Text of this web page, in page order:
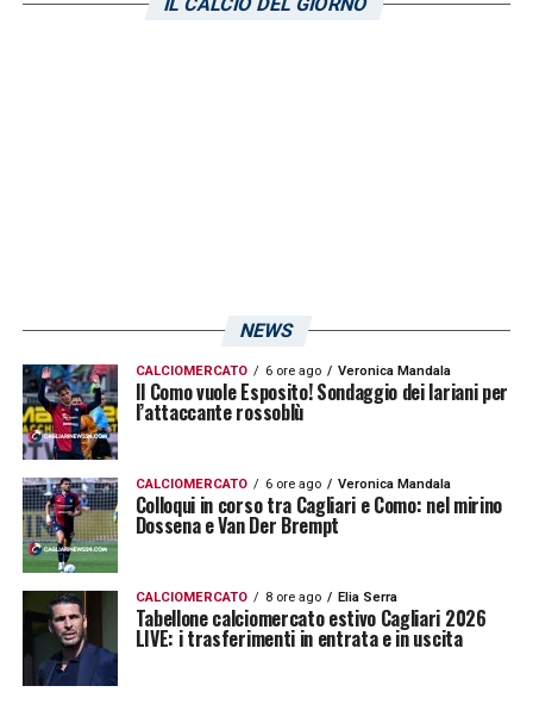
NEWS
CALCIOMERCATO 6 ore ago Veronica Mandala
Il Como vuole Esposito! Sondaggio dei lariani per
l’attaccante rossoblù
CALCIOMERCATO 6 ore ago Veronica Mandala
Colloqui in corso tra Cagliari e Como: nel mirino
Dossena e Van Der Brempt
CALCIOMERCATO 8 ore ago Elia Serra
Tabellone calciomercato estivo Cagliari 2026
LIVE: i trasferimenti in entrata e in uscita